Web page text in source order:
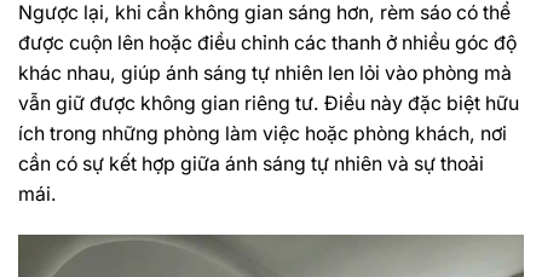
Ngược lại, khi cần không gian sáng hơn, rèm sáo có thể
được cuộn lên hoặc điều chỉnh các thanh ở nhiều góc độ
khác nhau, giúp ánh sáng tự nhiên len lỏi vào phòng mà
vẫn giữ được không gian riêng tư. Điều này đặc biệt hữu
ích trong những phòng làm việc hoặc phòng khách, nơi
cần có sự kết hợp giữa ánh sáng tự nhiên và sự thoải
mái.